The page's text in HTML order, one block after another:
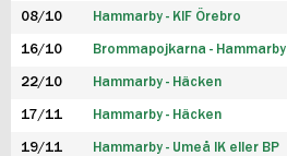
08/10 Hammarby - KIF Örebro
16/10 Brommapojkarna - Hammarby
22/10 Hammarby - Häcken
17/11 Hammarby - Häcken
19/11 Hammarby - Umeå IK eller BP